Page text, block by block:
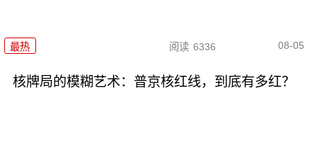
最热 阅读 6336 08-05
核牌局的模糊艺术：普京核红线，到底有多红？